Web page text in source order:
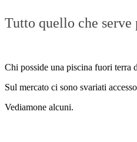
Tutto quello che
Chi posside una piscina fuori terra
Sul mercato ci sono svariati
Vediamone alcuni.